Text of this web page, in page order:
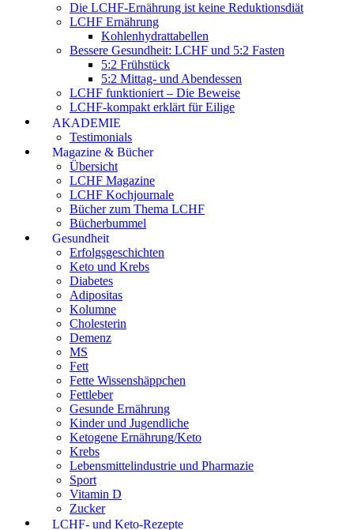
Die LCHF-Ernährung ist keine Reduktionsdiät
LCHF Ernährung
Kohlenhydrattabellen
Bessere Gesundheit: LCHF und 5:2 Fasten
5:2 Frühstück
5:2 Mittag- und Abendessen
LCHF funktioniert – Die Beweise
LCHF-kompakt erklärt für Eilige
AKADEMIE
Testimonials
Magazine & Bücher
Übersicht
LCHF Magazine
LCHF Kochjournale
Bücher zum Thema LCHF
Bücherbummel
Gesundheit
Erfolgsgeschichten
Keto und Krebs
Diabetes
Adipositas
Kolumne
Cholesterin
Demenz
MS
Fett
Fette Wissenshäppchen
Fettleber
Gesunde Ernährung
Kinder und Jugendliche
Ketogene Ernährung/Keto
Krebs
Lebensmittelindustrie und Pharmazie
Sport
Vitamin D
Zucker
LCHF- und Keto-Rezepte